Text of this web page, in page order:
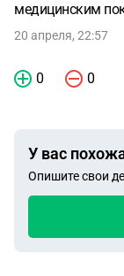
медицинским
20 апреля, 22:57
0 0
У вас
Опишите свои